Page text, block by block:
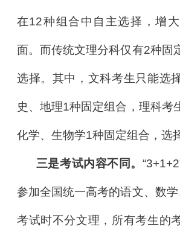
在12种组合中自主选择，增
面。而传统文理分科仅有2种固
选择。其中，文科考生只能选
史、地理1种固定组合，理科考
化学、生物学1种固定组合，选
三是考试内容不同。
参加全国统一高考的语文、数学
考试时不分文理，所有考生的